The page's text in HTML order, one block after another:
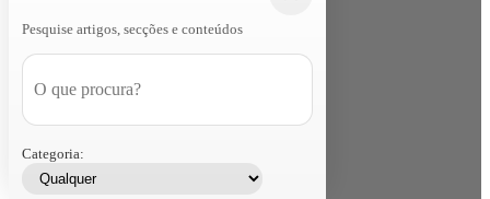
Pesquise artigos, secções e conteúdos
Categoria: